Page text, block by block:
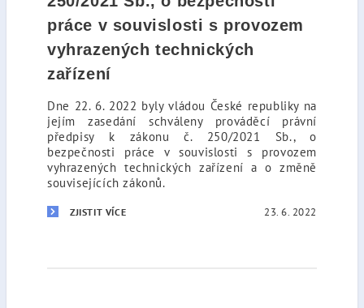
práce v souvislosti s provozem
vyhrazených technických
zařízení
Dne 22. 6. 2022 byly vládou České republiky na
jejím zasedání schváleny prováděcí právní
předpisy k zákonu č. 250/2021 Sb., o
bezpečnosti práce v souvislosti s provozem
vyhrazených technických zařízení a o změně
souvisejících zákonů.
ZJISTIT VÍCE 23. 6. 2022